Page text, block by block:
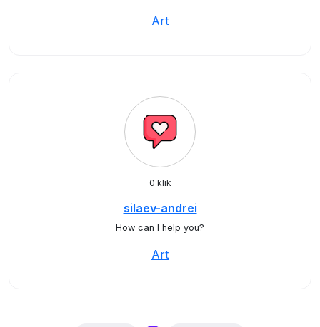
Art
0 klik
silaev-andrei
How can I help you?
Art